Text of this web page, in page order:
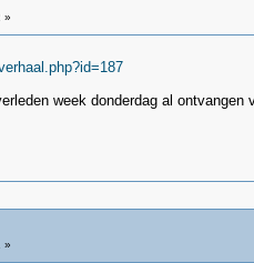
»
week donderdag al ontvangen
»